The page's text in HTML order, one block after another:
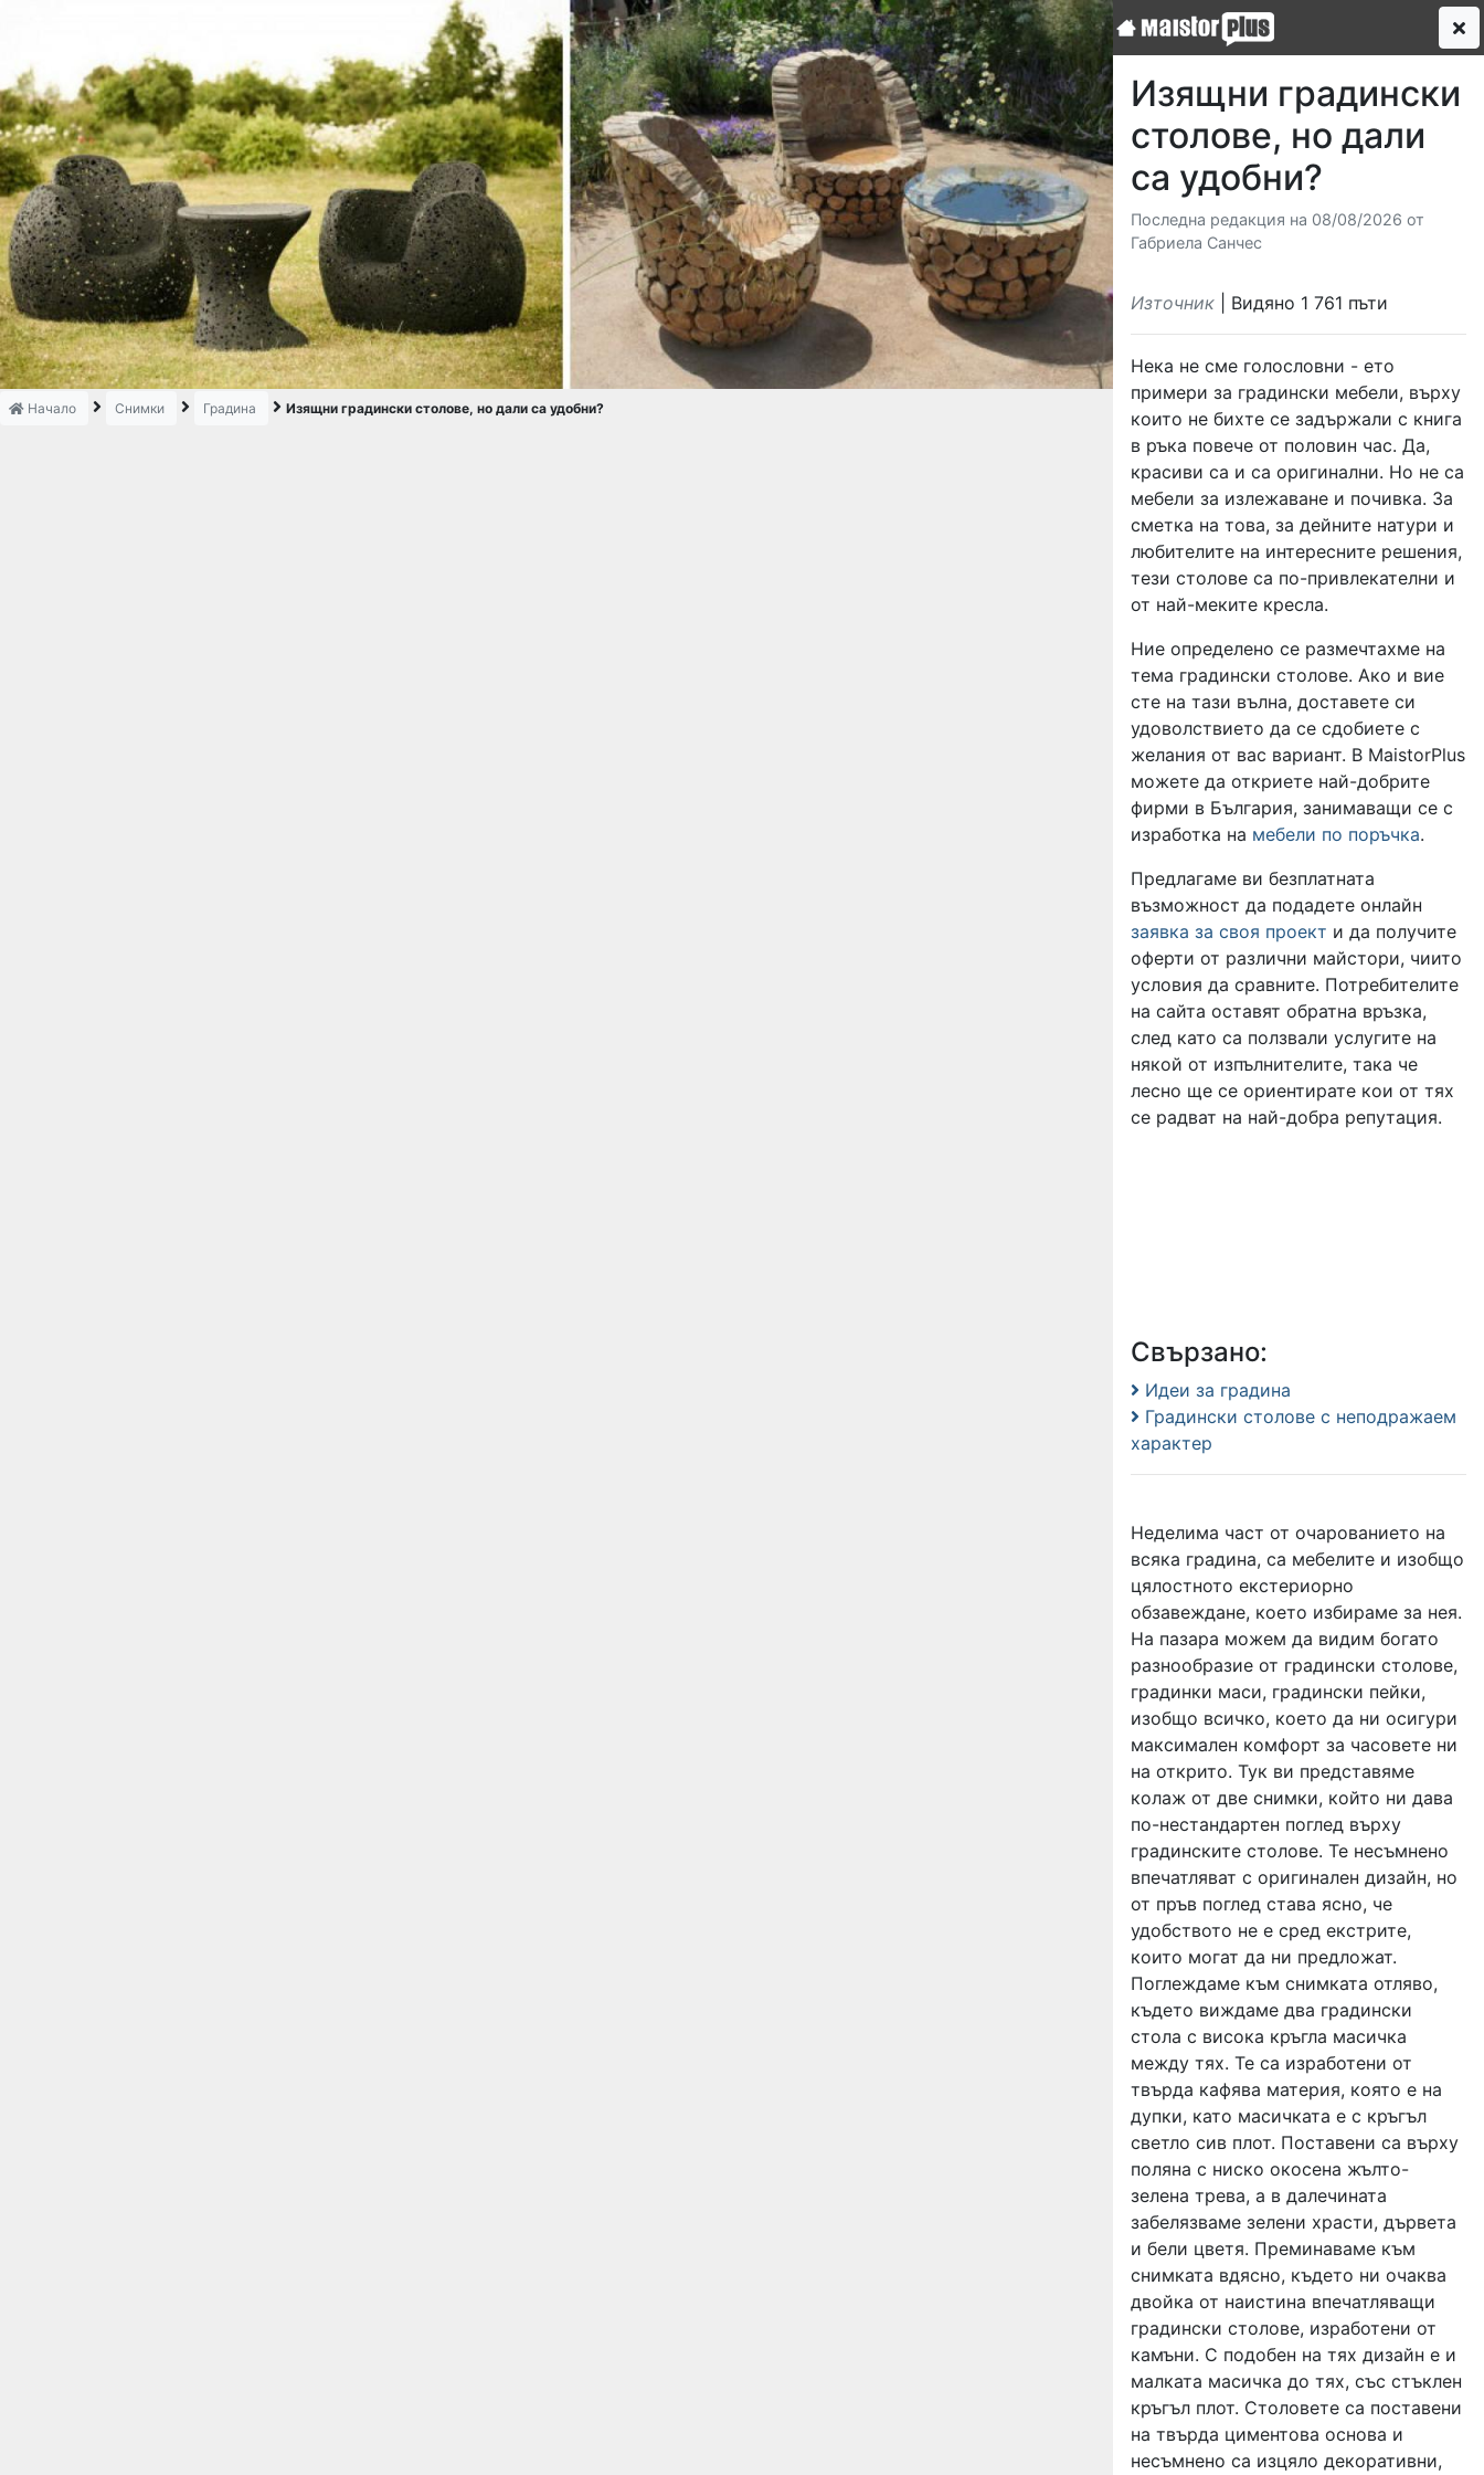
Начало Снимки Градина Изящни градински столове, но дали са удобни?
Изящни градински
столове, но дали
са удобни?
Последна редакция на 08/08/2026 от
Габриела Санчес
Източник | Видяно 1 761 пъти
Нека не сме голословни - ето
примери за градински мебели, върху
които не бихте се задържали с книга
в ръка повече от половин час. Да,
красиви са и са оригинални. Но не са
мебели за излежаване и почивка. За
сметка на това, за дейните натури и
любителите на интересните решения,
тези столове са по-привлекателни и
от най-меките кресла.
Ние определено се размечтахме на
тема градински столове. Ако и вие
сте на тази вълна, доставете си
удоволствието да се сдобиете с
желания от вас вариант. В MaistorPlus
можете да откриете най-добрите
фирми в България, занимаващи се с
изработка на мебели по поръчка.
Предлагаме ви безплатната
възможност да подадете онлайн
заявка за своя проект и да получите
оферти от различни майстори, чиито
условия да сравните. Потребителите
на сайта оставят обратна връзка,
след като са ползвали услугите на
някой от изпълнителите, така че
лесно ще се ориентирате кои от тях
се радват на най-добра репутация.
Свързано:
Идеи за градина
Градински столове с неподражаем
характер
Неделима част от очарованието на
всяка градина, са мебелите и изобщо
цялостното екстериорно
обзавеждане, което избираме за нея.
На пазара можем да видим богато
разнообразие от градински столове,
градинки маси, градински пейки,
изобщо всичко, което да ни осигури
максимален комфорт за часовете ни
на открито. Тук ви представяме
колаж от две снимки, който ни дава
по-нестандартен поглед върху
градинските столове. Те несъмнено
впечатляват с оригинален дизайн, но
от пръв поглед става ясно, че
удобството не е сред екстрите,
които могат да ни предложат.
Поглеждаме към снимката отляво,
където виждаме два градински
стола с висока кръгла масичка
между тях. Те са изработени от
твърда кафява материя, която е на
дупки, като масичката е с кръгъл
светло сив плот. Поставени са върху
поляна с ниско окосена жълто-
зелена трева, а в далечината
забелязваме зелени храсти, дървета
и бели цветя. Преминаваме към
снимката вдясно, където ни очаква
двойка от наистина впечатляващи
градински столове, изработени от
камъни. С подобен на тях дизайн е и
малката масичка до тях, със стъклен
кръгъл плот. Столовете са поставени
на твърда циментова основа и
несъмнено са изцяло декоративни,